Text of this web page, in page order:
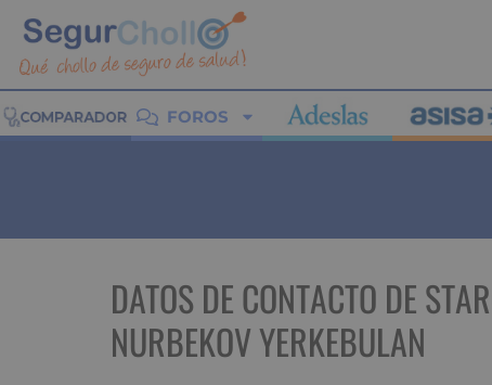
FOROS
DATOS DE CONTACTO DE
NURBEKOV YERKEBULAN